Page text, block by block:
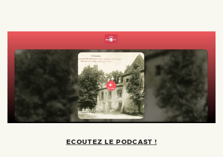
ECOUTEZ LE PODCAST !